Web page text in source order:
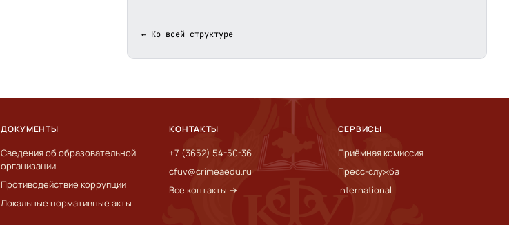
← Ко всей структуре
ДОКУМЕНТЫ
Сведения об образовательной
организации
Противодействие коррупции
Локальные нормативные акты
КОНТАКТЫ
+7 (3652) 54-50-36
cfuv@crimeaedu.ru
Все контакты →
СЕРВИСЫ
Приёмная комиссия
Пресс-служба
International